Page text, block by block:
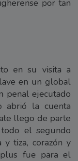
por tan
en su visita a
en un global
penal ejecutado
abrió la cuenta
llego de parte
el segundo
tiza, corazón y
fue para el